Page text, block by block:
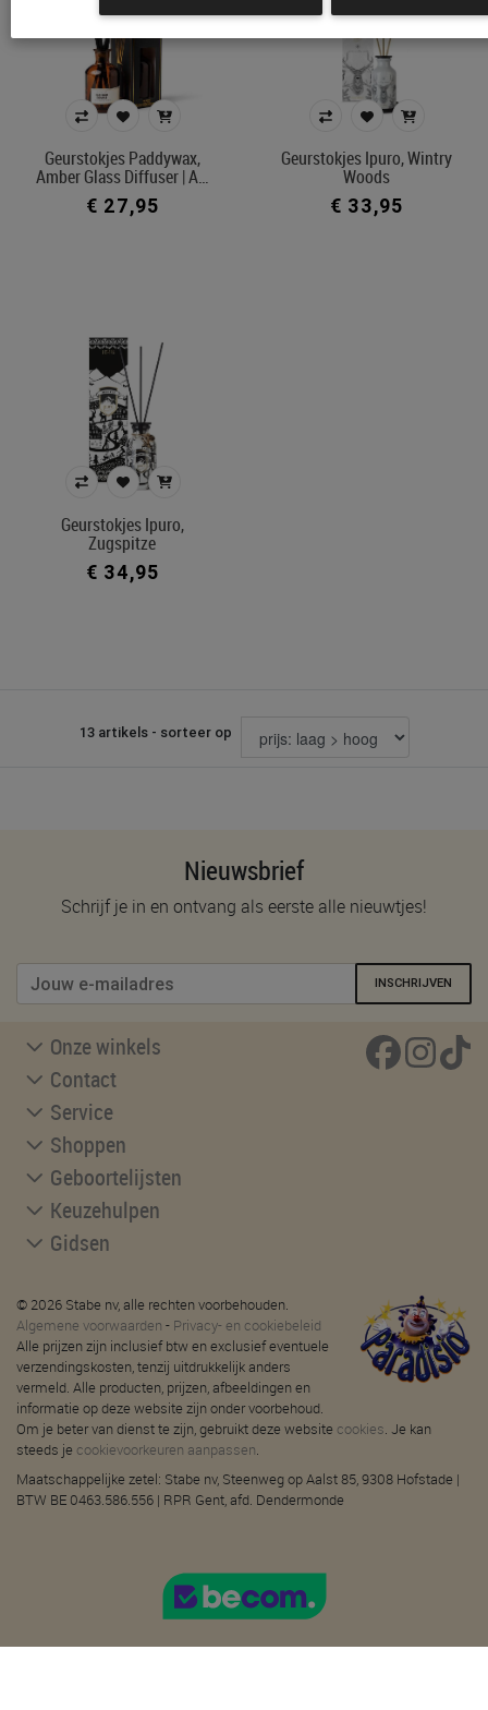
Geurstokjes Paddywax,
Amber Glass Diffuser | A…
€ 27,95
Geurstokjes Ipuro, Wintry
Woods
€ 33,95
Geurstokjes Ipuro,
Zugspitze
€ 34,95
13 artikels - sorteer op
Nieuwsbrief
Schrijf je in en ontvang als eerste alle nieuwtjes!
INSCHRIJVEN
Onze winkels
Contact
Service
Shoppen
Geboortelijsten
Keuzehulpen
Gidsen
© 2026 Stabe nv, alle rechten voorbehouden.
Algemene voorwaarden - Privacy- en cookiebeleid
Alle prijzen zijn inclusief btw en exclusief eventuele
verzendingskosten, tenzij uitdrukkelijk anders
vermeld. Alle producten, prijzen, afbeeldingen en
informatie op deze website zijn onder voorbehoud.
Om je beter van dienst te zijn, gebruikt deze website cookies. Je kan
steeds je cookievoorkeuren aanpassen.
Maatschappelijke zetel: Stabe nv, Steenweg op Aalst 85, 9308 Hofstade |
BTW BE 0463.586.556 | RPR Gent, afd. Dendermonde